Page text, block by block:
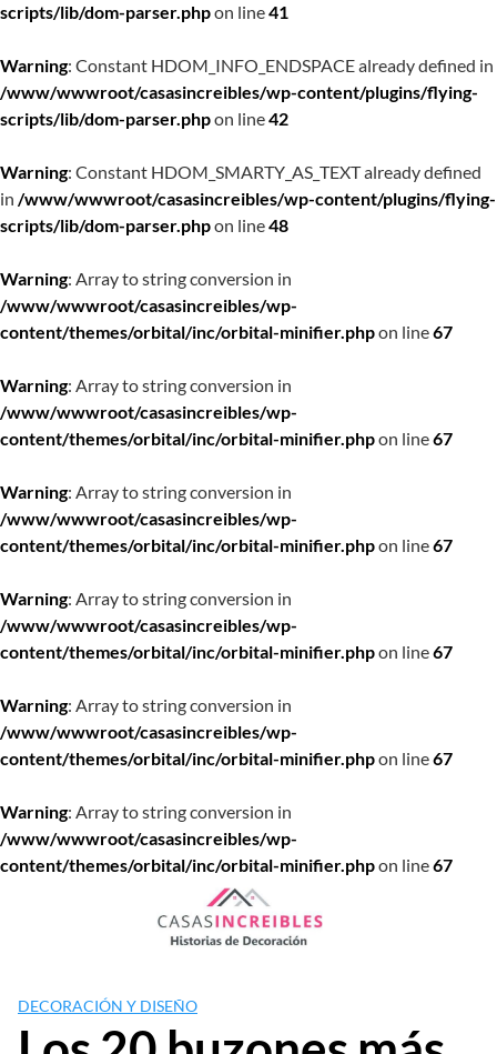
scripts/lib/dom-parser.phpon line41
Warning: Constant HDOM_INFO_ENDSPACE already defined in
/www/wwwroot/casasincreibles/wp-content/plugins/flying-
scripts/lib/dom-parser.phpon line42
Warning: Constant HDOM_SMARTY_AS_TEXT already defined
in /www/wwwroot/casasincreibles/wp-content/plugins/flying-
scripts/lib/dom-parser.phpon line48
Warning: Array to string conversion in
/www/wwwroot/casasincreibles/wp-
content/themes/orbital/inc/orbital-minifier.phpon line67
Warning: Array to string conversion in
/www/wwwroot/casasincreibles/wp-
content/themes/orbital/inc/orbital-minifier.phpon line67
Warning: Array to string conversion in
/www/wwwroot/casasincreibles/wp-
content/themes/orbital/inc/orbital-minifier.phpon line67
Warning: Array to string conversion in
/www/wwwroot/casasincreibles/wp-
content/themes/orbital/inc/orbital-minifier.phpon line67
Warning: Array to string conversion in
/www/wwwroot/casasincreibles/wp-
content/themes/orbital/inc/orbital-minifier.phpon line67
Warning: Array to string conversion in
/www/wwwroot/casasincreibles/wp-
content/themes/orbital/inc/orbital-minifier.phpon line67
DECORACIÓN Y DISEÑO